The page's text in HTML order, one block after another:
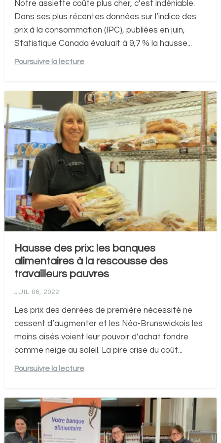
Notre assiette coûte plus cher, c’est indéniable.
Dans ses plus récentes données sur l’indice des
prix à la consommation (IPC), publiées en juin,
Statistique Canada évaluait à 9,7 % la hausse...
Poursuivre la lecture
Hausse des prix: les banques
alimentaires à la rescousse des
travailleurs pauvres
JUIL 06, 2022
Les prix des denrées de première nécessité ne
cessent d’augmenter et les Néo-Brunswickois les
moins aisés voient leur pouvoir d’achat fondre
comme neige au soleil. La pire crise du coût...
Poursuivre la lecture